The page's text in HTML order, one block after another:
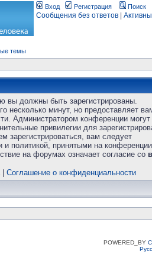
Вход Регистрация Поиск
Сообщения без ответов
темы
вы должны быть зарегистрированы.
несколько минут, но предоставляет
Администратором конференции
привилегии для
зарегистрироваться, вам следует
и политикой, принятыми на
на форумах означает согласие со
| Соглашение о конфиденциальности
POWERED_BY